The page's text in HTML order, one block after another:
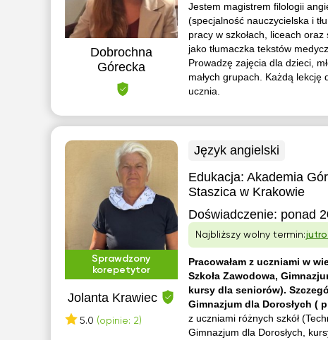
Dobrochna
Górecka
Jestem magistrem filologii
(specjalność nauczycielska i
pracy w szkołach, liceach oraz
jako tłumaczka tekstów
Prowadzę zajęcia dla dzieci,
małych grupach. Każdą
ucznia.
Sprawdzony
korepetytor
Jolanta Krawiec
5.0 (opinie: 2)
Język angielski
Edukacja: Akademia
Staszica w Krakowie
Doświadczenie: ponad
Najbliższy wolny termin:jutro
Pracowałam z uczniami w
Szkoła Zawodowa,
kursy dla seniorów).
Gimnazjum dla Dorosłych (
z uczniami różnych szkół
Gimnazjum dla Dorosłych,